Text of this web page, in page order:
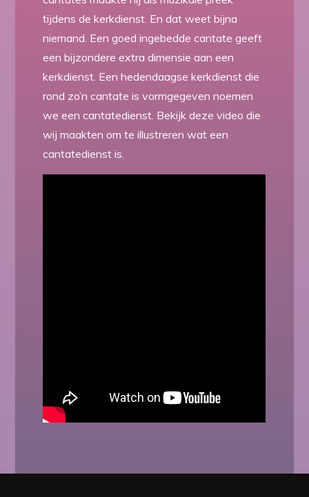
tijdens de kerkdienst. En dat weet bijna
niemand. Een goed ingebedde cantate geeft
een bijzondere extra dimensie aan een
kerkdienst. Een hedendaagse kerkdienst die
rond zo’n cantate is vormgegeven noemen
we een cantatedienst. Bekijk deze video die
wij maakten om te illustreren wat een
cantatedienst is.